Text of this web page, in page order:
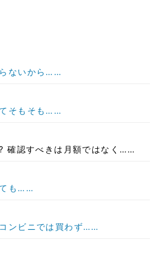
らないから……
てそもそも……
確認すべきは月額ではなく……
ても……
ンビニでは買わず……